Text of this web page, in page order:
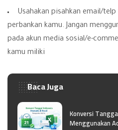
Usahakan pisahkan email/
perbankan kamu. Jangan
pada akun media sosial/e-
kamu miliki
Baca Juga
Konversi
Menggunakan